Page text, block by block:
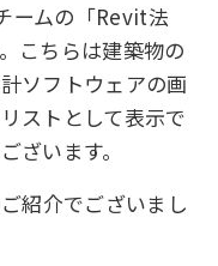
ームの「Revit法
こちらは建築物の
ソフトウェアの画
ストとして表示で
ざいます。
紹介でございまし